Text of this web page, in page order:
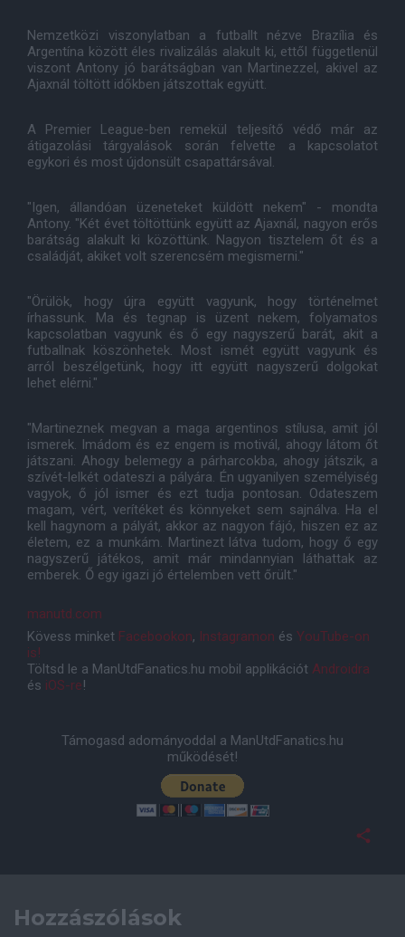
Nemzetközi viszonylatban a futballt nézve Brazília és
Argentína között éles rivalizálás alakult ki, ettől függetlenül
viszont Antony jó barátságban van Martinezzel, akivel az
Ajaxnál töltött időkben játszottak együtt.
A Premier League-ben remekül teljesítő védő már az
átigazolási tárgyalások során felvette a kapcsolatot
egykori és most újdonsült csapattársával.
"Igen, állandóan üzeneteket küldött nekem" - mondta
Antony. "Két évet töltöttünk együtt az Ajaxnál, nagyon erős
barátság alakult ki közöttünk. Nagyon tisztelem őt és a
családját, akiket volt szerencsém megismerni."
"Örülök, hogy újra együtt vagyunk, hogy történelmet
írhassunk. Ma és tegnap is üzent nekem, folyamatos
kapcsolatban vagyunk és ő egy nagyszerű barát, akit a
futballnak köszönhetek. Most ismét együtt vagyunk és
arról beszélgetünk, hogy itt együtt nagyszerű dolgokat
lehet elérni."
"Martineznek megvan a maga argentinos stílusa, amit jól
ismerek. Imádom és ez engem is motivál, ahogy látom őt
játszani. Ahogy belemegy a párharcokba, ahogy játszik, a
szívét-lelkét odateszi a pályára. Én ugyanilyen személyiség
vagyok, ő jól ismer és ezt tudja pontosan. Odateszem
magam, vért, verítéket és könnyeket sem sajnálva. Ha el
kell hagynom a pályát, akkor az nagyon fájó, hiszen ez az
életem, ez a munkám. Martinezt látva tudom, hogy ő egy
nagyszerű játékos, amit már mindannyian láthattak az
emberek. Ő egy igazi jó értelemben vett őrült."
manutd.com
Kövess minket Facebookon, Instagramon és YouTube-on
is!
Töltsd le a ManUtdFanatics.hu mobil applikációt Androidra
és iOS-re!
Támogasd adományoddal a ManUtdFanatics.hu
működését!
Hozzászólások